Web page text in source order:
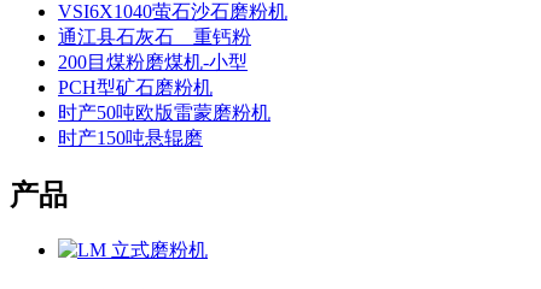
VSI6X1040萤石沙石磨粉机
通江县石灰石 重钙粉
200目煤粉磨煤机-小型
PCH型矿石磨粉机
时产50吨欧版雷蒙磨粉机
时产150吨悬辊磨
产品